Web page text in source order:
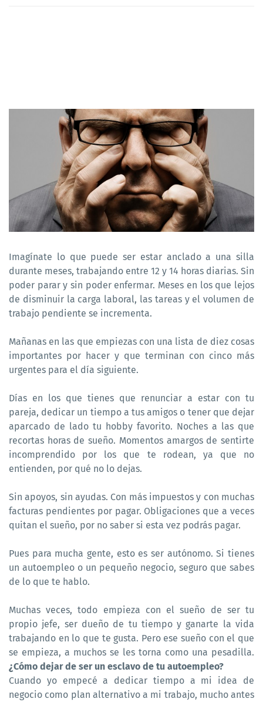
Imagínate lo que puede ser estar anclado a una silla
durante meses, trabajando entre 12 y 14 horas diarias. Sin
poder parar y sin poder enfermar. Meses en los que lejos
de disminuir la carga laboral, las tareas y el volumen de
trabajo pendiente se incrementa.
Mañanas en las que empiezas con una lista de diez cosas
importantes por hacer y que terminan con cinco más
urgentes para el día siguiente.
Días en los que tienes que renunciar a estar con tu
pareja, dedicar un tiempo a tus amigos o tener que dejar
aparcado de lado tu hobby favorito. Noches a las que
recortas horas de sueño. Momentos amargos de sentirte
incomprendido por los que te rodean, ya que no
entienden, por qué no lo dejas.
Sin apoyos, sin ayudas. Con más impuestos y con muchas
facturas pendientes por pagar. Obligaciones que a veces
quitan el sueño, por no saber si esta vez podrás pagar.
Pues para mucha gente, esto es ser autónomo. Si tienes
un autoempleo o un pequeño negocio, seguro que sabes
de lo que te hablo.
Muchas veces, todo empieza con el sueño de ser tu
propio jefe, ser dueño de tu tiempo y ganarte la vida
trabajando en lo que te gusta. Pero ese sueño con el que
se empieza, a muchos se les torna como una pesadilla.
¿Cómo dejar de ser un esclavo de tu autoempleo?
Cuando yo empecé a dedicar tiempo a mi idea de
negocio como plan alternativo a mi trabajo, mucho antes